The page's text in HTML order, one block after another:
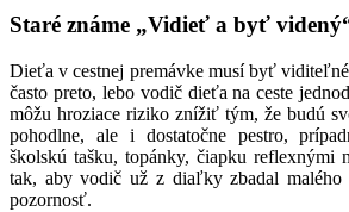
Staré známe „Vidieť a byť
Dieťa v cestnej premávke musí byť
často preto, lebo vodič dieťa na ceste
môžu hroziace riziko znížiť tým, že budú
pohodlne, ale i dostatočne pestro,
školskú tašku, topánky, čiapku reflexnými
tak, aby vodič už z diaľky zbadal malého
pozornosť.